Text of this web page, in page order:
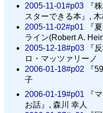
2005-11-01#p03 『
スターできる本』,
2005-11-02#p01
『
ライン(Robert A.
2005-12-18#p03 『
ロ・マッツァリーノ
2006-01-18#p02 『
子
2006-01-19#p01 『
お話』, 森川 幸人